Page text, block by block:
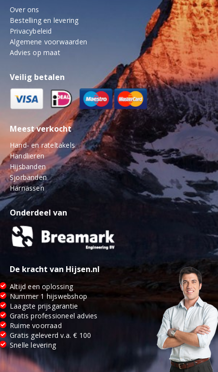
Over ons
Bestelling en levering
Privacybeleid
Algemene voorwaarden
Advies op maat
Veilig betalen
Meest verkocht
Hand- en rateltakels
Handlieren
Hijsbanden
Sjorbanden
Harnassen
Onderdeel van
De kracht van Hijsen.nl
Altijd een oplossing
Nummer 1 hijswebshop
Laagste prijsgarantie
Gratis professioneel advies
Ruime voorraad
Gratis geleverd v.a. € 100
Snelle levering